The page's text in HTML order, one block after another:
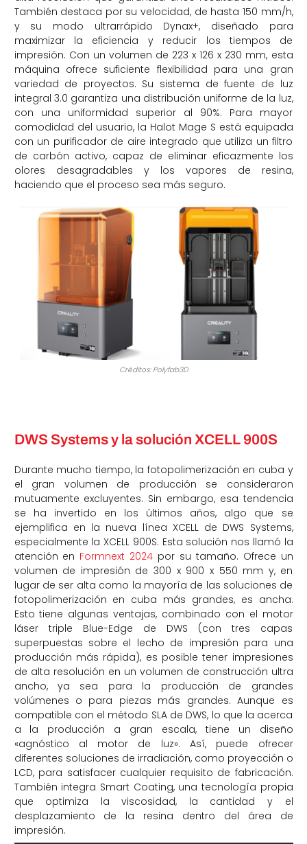
También destaca por su velocidad, de hasta 150 mm/h,
y su modo ultrarrápido Dynax+, diseñado para
maximizar la eficiencia y reducir los tiempos de
impresión. Con un volumen de 223 x 126 x 230 mm, esta
máquina ofrece suficiente flexibilidad para una gran
variedad de proyectos. Su sistema de fuente de luz
integral 3.0 garantiza una distribución uniforme de la luz,
con una uniformidad superior al 90%. Para mayor
comodidad del usuario, la Halot Mage S está equipada
con un purificador de aire integrado que utiliza un filtro
de carbón activo, capaz de eliminar eficazmente los
olores desagradables y los vapores de resina,
haciendo que el proceso sea más seguro.
Créditos: Polyfab3D
DWS Systems y la solución XCELL 900S
Durante mucho tiempo, la fotopolimerización en cuba y
el gran volumen de producción se consideraron
mutuamente excluyentes. Sin embargo, esa tendencia
se ha invertido en los últimos años, algo que se
ejemplifica en la nueva línea XCELL de DWS Systems,
especialmente la XCELL 900S. Esta solución nos llamó la
atención en Formnext 2024 por su tamaño. Ofrece un
volumen de impresión de 300 x 900 x 550 mm y, en
lugar de ser alta como la mayoría de las soluciones de
fotopolimerización en cuba más grandes, es ancha.
Esto tiene algunas ventajas, combinado con el motor
láser triple Blue-Edge de DWS (con tres capas
superpuestas sobre el lecho de impresión para una
producción más rápida), es posible tener impresiones
de alta resolución en un volumen de construcción ultra
ancho, ya sea para la producción de grandes
volúmenes o para piezas más grandes. Aunque es
compatible con el método SLA de DWS, lo que la acerca
a la producción a gran escala, tiene un diseño
«agnóstico al motor de luz». Así, puede ofrecer
diferentes soluciones de irradiación, como proyección o
LCD, para satisfacer cualquier requisito de fabricación.
También integra Smart Coating, una tecnología propia
que optimiza la viscosidad, la cantidad y el
desplazamiento de la resina dentro del área de
impresión.